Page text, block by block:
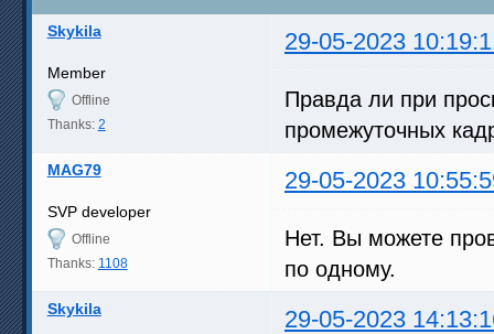
Skykila 29-05-2023
Member
Offline
Thanks: 2
Правда ли при
промежуточных
MAG79 29-05-2023
SVP developer
Offline
Thanks: 1108
Нет. Вы можете
по одному.
Skykila 29-05-2023